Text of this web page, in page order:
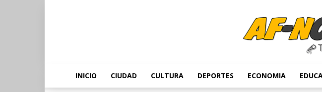
INICIO CIUDAD CULTURA DEPORTES ECONOMIA